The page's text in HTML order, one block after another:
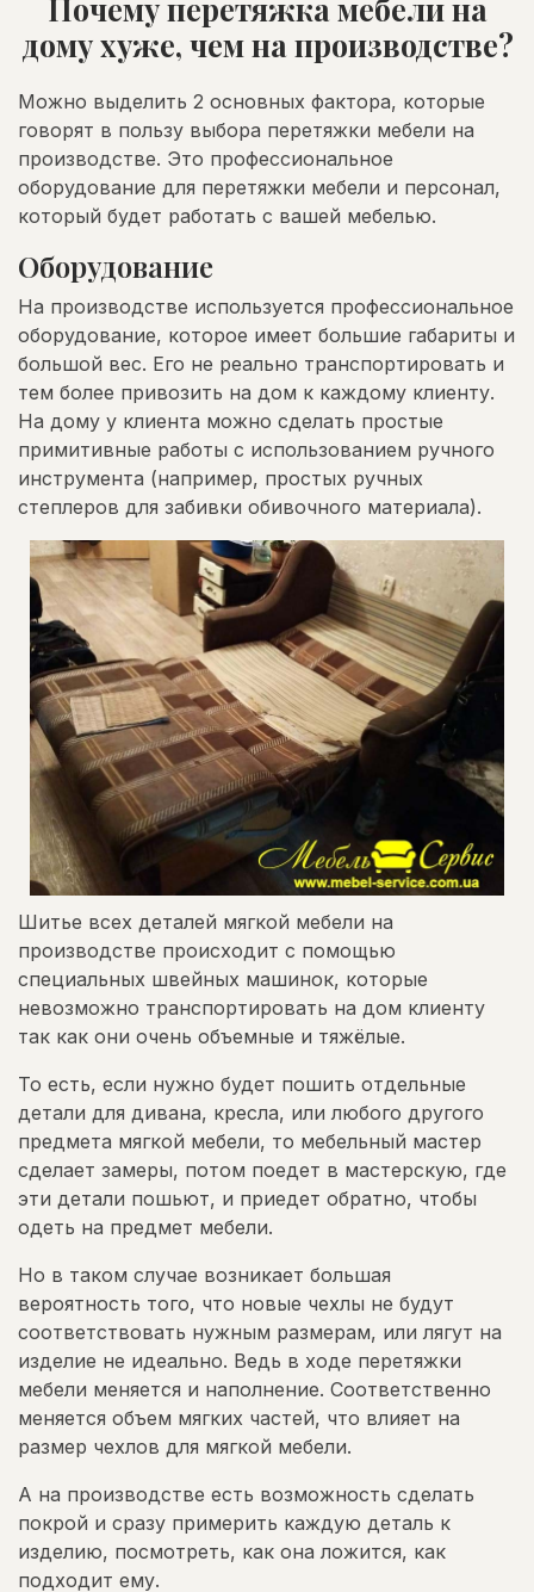
Почему перетяжка мебели на
дому хуже, чем на производстве?
Можно выделить 2 основных фактора, которые
говорят в пользу выбора перетяжки мебели на
производстве. Это профессиональное
оборудование для перетяжки мебели и персонал,
который будет работать с вашей мебелью.
Оборудование
На производстве используется профессиональное
оборудование, которое имеет большие габариты и
большой вес. Его не реально транспортировать и
тем более привозить на дом к каждому клиенту.
На дому у клиента можно сделать простые
примитивные работы с использованием ручного
инструмента (например, простых ручных
степлеров для забивки обивочного материала).
Шитье всех деталей мягкой мебели на
производстве происходит с помощью
специальных швейных машинок, которые
невозможно транспортировать на дом клиенту
так как они очень объемные и тяжёлые.
То есть, если нужно будет пошить отдельные
детали для дивана, кресла, или любого другого
предмета мягкой мебели, то мебельный мастер
сделает замеры, потом поедет в мастерскую, где
эти детали пошьют, и приедет обратно, чтобы
одеть на предмет мебели.
Но в таком случае возникает большая
вероятность того, что новые чехлы не будут
соответствовать нужным размерам, или лягут на
изделие не идеально. Ведь в ходе перетяжки
мебели меняется и наполнение. Соответственно
меняется объем мягких частей, что влияет на
размер чехлов для мягкой мебели.
А на производстве есть возможность сделать
покрой и сразу примерить каждую деталь к
изделию, посмотреть, как она ложится, как
подходит ему.